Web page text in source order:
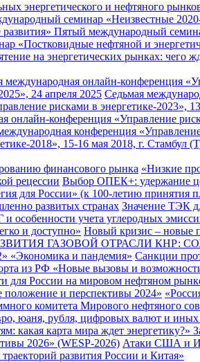
энергетического и нефтяного
семинар «Неизвестные
Пятый международный
«Постковидные нефтяной и
на энергетических рынках: чего
международная онлайн-конференция
24 апреля 2025 Седьмая
рисками в энергетике-2023»,
онлайн-конференция «Управление
конференция
2018», 15-16 мая 2018, г. Стамбул
финансового рынка «Низкие
рецессии Выбор ОПЕК+: удержание
для России» (к 100-летию
развитых странах Значение ТЭК
особенности учета углеродных
и доступно» Новый кризис – новые
ГАЗОВОЙ ОТРАСЛИ КНР:
«Экономика и пандемия» Санкции
из РФ «Новые вызовы и
для России на мировом нефтяном
положение и перспективы 2024»
комитета Мирового нефтяного
юаня, рубля, цифровых валют и
какая карта мира ждет энергетику?»
2026» (WESP-2026) Атаки США и
развития России и Китая»